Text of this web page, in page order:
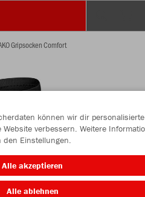
Gripsocken Comfort
können wir dir personalisierte
verbessern. Weitere
den Einstellungen.
Alle akzeptieren
Alle ablehnen